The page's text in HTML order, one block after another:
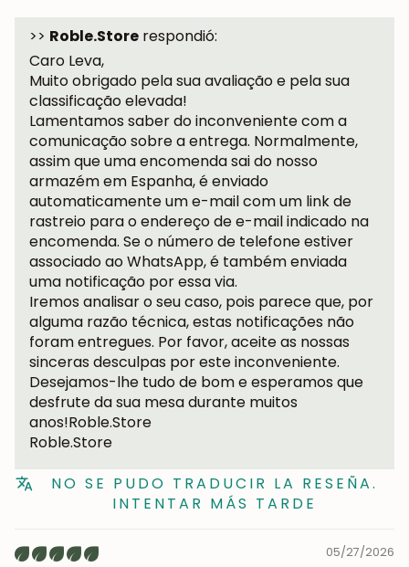
>> Roble.Store respondió:
Caro Leva,
Muito obrigado pela sua avaliação e pela sua
classificação elevada!
Lamentamos saber do inconveniente com a
comunicação sobre a entrega. Normalmente,
assim que uma encomenda sai do nosso
armazém em Espanha, é enviado
automaticamente um e-mail com um link de
rastreio para o endereço de e-mail indicado na
encomenda. Se o número de telefone estiver
associado ao WhatsApp, é também enviada
uma notificação por essa via.
Iremos analisar o seu caso, pois parece que, por
alguma razão técnica, estas notificações não
foram entregues. Por favor, aceite as nossas
sinceras desculpas por este inconveniente.
Desejamos-lhe tudo de bom e esperamos que
desfrute da sua mesa durante muitos
anos!Roble.Store
Roble.Store
NO SE PUDO TRADUCIR LA RESEÑA.
INTENTAR MÁS TARDE
05/27/2026